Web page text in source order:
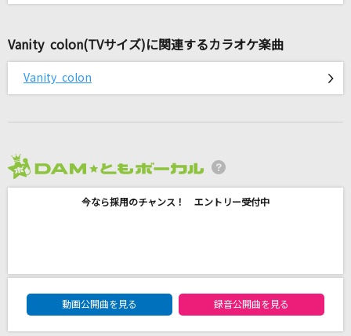
umbrella
かえりみちの色
Five
SAD SONG
Vanity colon(TVサイズ)に関連するカラオケ楽曲
Vanity colon
今なら採用のチャンス！ エントリー受付中
DAM★ともボーカルエントリーランキング
動画公開曲を見る
録音公開曲を見る